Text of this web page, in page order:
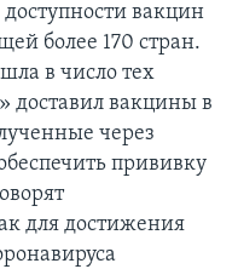
вакцин
более 170 стран.
в число тех
доставил вакцины в
через
прививку
для достижения